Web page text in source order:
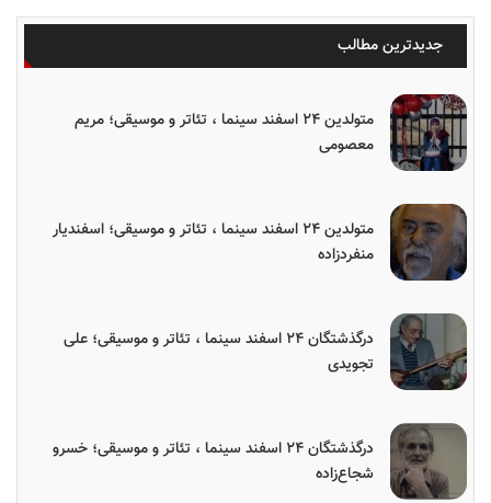
جدیدترین مطالب
متولدین ۲۴ اسفند سینما ، تئاتر و موسیقی؛ مریم
معصومی
متولدین ۲۴ اسفند سینما ، تئاتر و موسیقی؛ اسفندیار
منفردزاده
درگذشتگان ۲۴ اسفند سینما ، تئاتر و موسیقی؛ علی
تجویدی
درگذشتگان ۲۴ اسفند سینما ، تئاتر و موسیقی؛ خسرو
شجاع‌زاده